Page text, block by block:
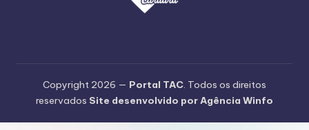
Copyright 2026 — Portal TAC. Todos os direitos
reservados Site desenvolvido por Agência Winfo